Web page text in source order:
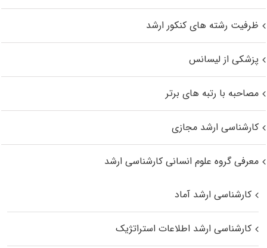
ظرفیت رشته های کنکور ارشد
پزشکی از لیسانس
مصاحبه با رتبه های برتر
کارشناسی ارشد مجازی
معرفی گروه علوم انسانی کارشناسی ارشد
کارشناسی ارشد آماد
کارشناسی ارشد اطلاعات استراتژیک